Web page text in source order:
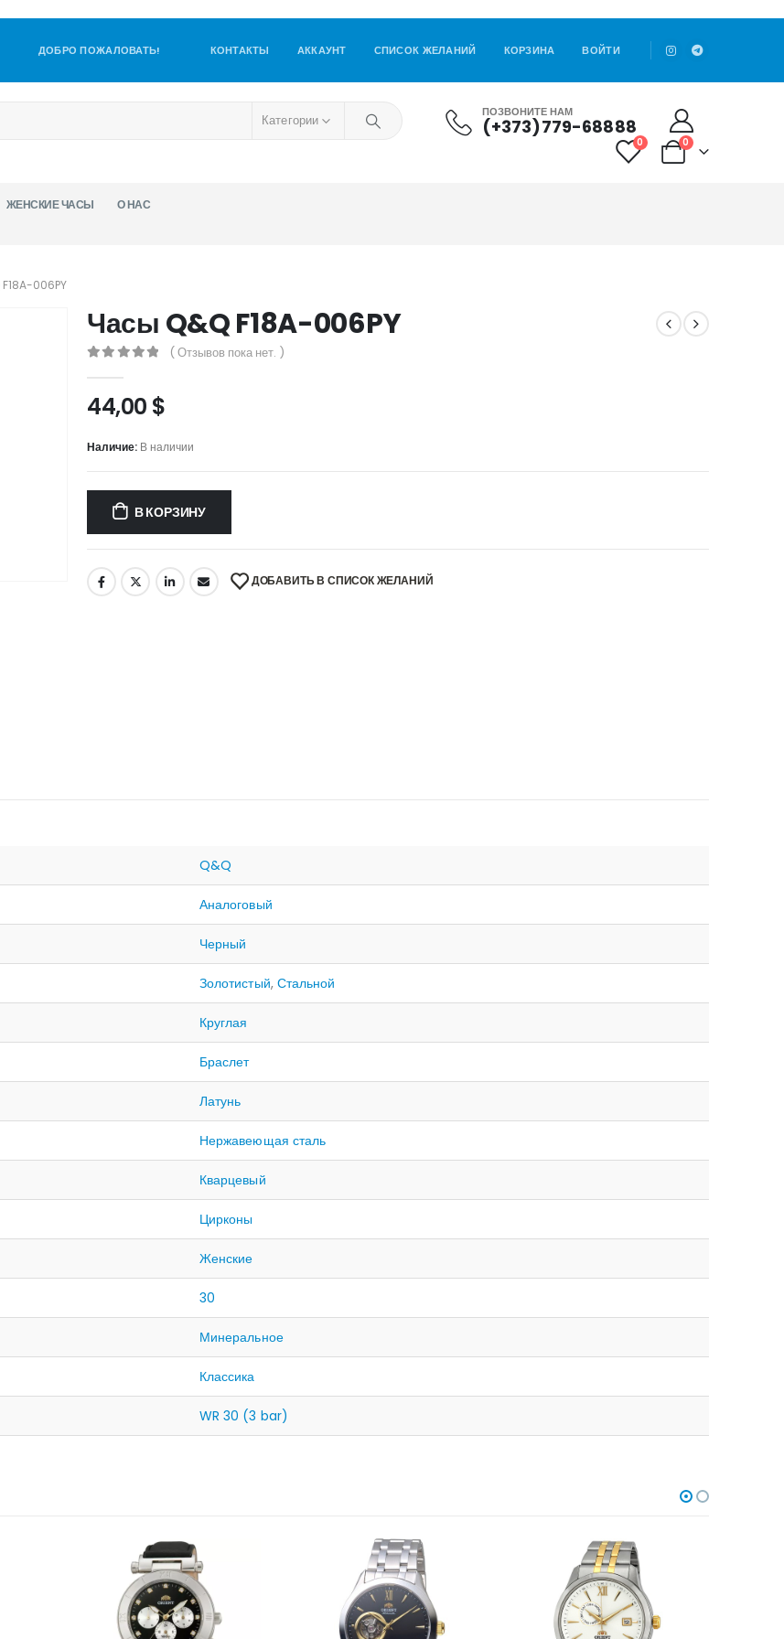
ДОБРО ПОЖАЛОВАТЬ! КОНТАКТЫ АККАУНТ СПИСОК ЖЕЛАНИЙ КОРЗИНА ВОЙТИ
Категории ПОЗВОНИТЕ НАМ
(+373)779-68888
0 0
ЖЕНСКИЕ ЧАСЫ О НАС
006PY
Часы Q&Q F18A-006PY
( Отзывов пока нет. )
44,00 $
Наличие: В наличии
В КОРЗИНУ
ДОБАВИТЬ В СПИСОК ЖЕЛАНИЙ
Q&Q
Аналоговый
Черный
Золотистый, Стальной
Круглая
Браслет
Латунь
Нержавеющая сталь
Кварцевый
Цирконы
Женские
30
Минеральное
Классика
WR 30 (3 bar)